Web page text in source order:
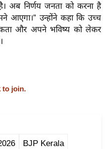
अब निर्णय जनता को करना है
आएगा।” उन्होंने कहा कि उच्च
और अपने भविष्य को लेकर
to join.
BJP Kerala